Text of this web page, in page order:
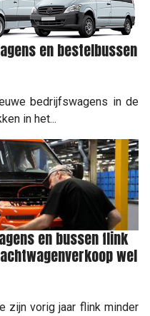
en bestelbussen
bedrijfswagens in de
in het...
en bussen flink
wel
zijn vorig jaar flink minder